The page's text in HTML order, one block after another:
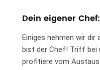
Dein eigener
Einiges nehmen wir dir
bist der Chef! Triff bei
profitiere vom